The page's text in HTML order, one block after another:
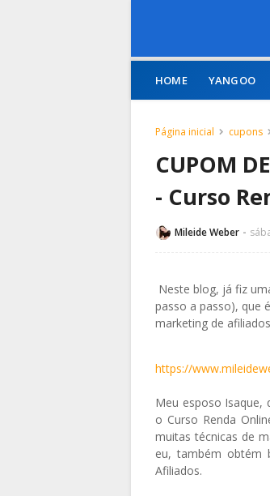
HOME YANGOO
Página inicial cupons
CUPOM
- Curso
Mileide Weber
Neste blog, já fiz
passo a passo), que
marketing de
https://
Meu esposo Isaque,
o Curso Renda
muitas técnicas de
eu, também obtém
Afiliados.